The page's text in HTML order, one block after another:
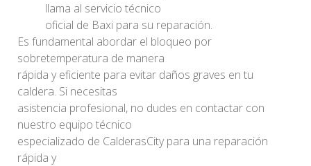
llama al servicio técnico
oficial de Baxi para su reparación.
Es fundamental abordar el bloqueo por
sobretemperatura de manera
rápida y eficiente para evitar daños graves en tu
caldera. Si necesitas
asistencia profesional, no dudes en contactar con
nuestro equipo técnico
especializado de CalderasCity para una reparación
rápida y